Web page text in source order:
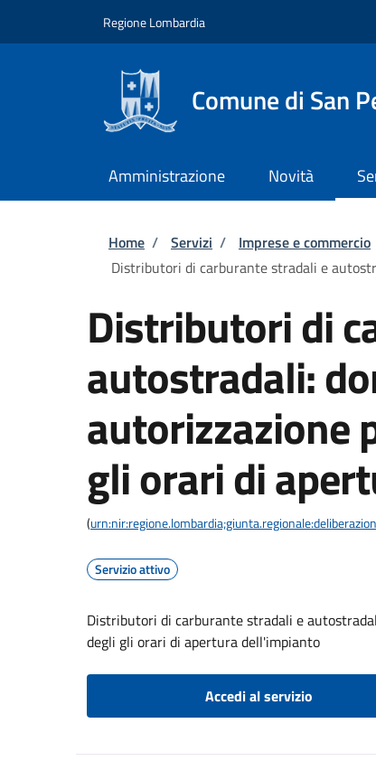
Regione Lombardia
Comune di San
Amministrazione Novità
Briciole di pane
Home / Servizi / Imprese e commercio
Distributori di carburante stradali e
Distributori di
autostradali:
autorizzazione
gli orari di
(
Servizio attivo
Distributori di carburante stradali e
degli gli orari di apertura dell'impianto
Accedi al servizio